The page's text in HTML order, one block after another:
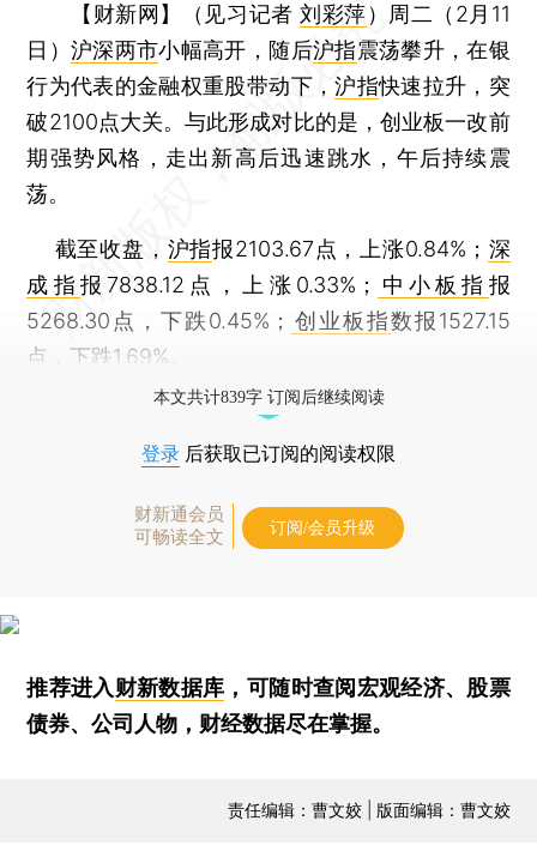
【财新网】（见习记者刘彩萍） 周二（2月11
日）沪深两市小幅高开，随后沪指震荡攀升，在银
行为代表的金融权重股带动下，沪指快速拉升，突
破2100点大关。与此形成对比的是，创业板一改前
期强势风格，走出新高后迅速跳水，午后持续震
荡。
截至收盘， 沪指报2103.67点，上涨0.84%； 深
成指 报7838.12点，上涨0.33%； 中小板指 报
5268.30点，下跌0.45%； 创业板指数报1527.15
点，下跌1.69%。
本文共计839字 订阅后继续阅读
登录 后获取已订阅的阅读权限
财新通会员
可畅读全文
订阅/会员升级
推荐进入财新数据库 ，可随时查阅宏观经济、股票
债券、公司人物，财经数据尽在掌握。
责任编辑：曹文姣 | 版面编辑：曹文姣